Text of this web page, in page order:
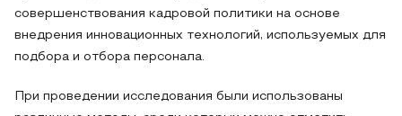
совершенствования кадровой политики на основе
внедрения инновационных технологий, используемых для
подбора и отбора персонала.
При проведении исследования были использованы